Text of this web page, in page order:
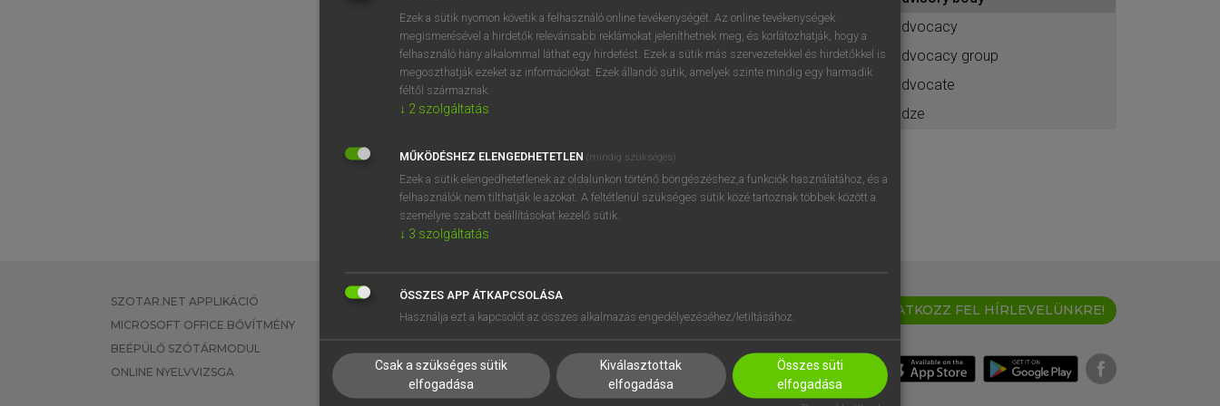
BELÉPÉS
próbaverziójának elindításához
regisztrálok ésbelépek.
REGISZTRÁCIÓ
advocacy
advocacy group
advocate
adze
SZOTAR.NET APPLIKÁCIÓ
MICROSOFT OFFICE BŐVÍTMÉNY
BEÉPÜLŐ SZÓTÁRMODUL
ONLINE NYELVVIZSGA
EGYÉNI FELHASZNÁLÓKNAK
TANULÓKNAK
VÁLLALATI MEGOLDÁSOK
SÚGÓ
RÓLUNK
SÜTI BEÁLLÍTÁSOK
IRATKOZZ FEL HÍRLEVELÜNKRE!
Ezek a sütik nyomon követik a felhasználó online tevékenységét. Az online tevékenységek
megismerésével a hirdetők relevánsabb reklámokat jeleníthetnek meg, és korlátozhatják, hogy a
felhasználó hány alkalommal láthat egy hirdetést. Ezek a sütik más szervezetekkel és hirdetőkkel is
megoszthatják ezeket az információkat. Ezek állandó sütik, amelyek szinte mindig egy harmadik
féltől származnak.
↓ 2 szolgáltatás
MŰKÖDÉSHEZ ELENGEDHETETLEN (mindig szükséges)
Ezek a sütik elengedhetetlenek az oldalunkon történő böngészéshez,a funkciók használatához, és a
felhasználók nem tilthatják le azokat. A feltétlenül szükséges sütik közé tartoznak többek között a
személyre szabott beállításokat kezelő sütik.
↓ 3 szolgáltatás
ÖSSZES APP ÁTKAPCSOLÁSA
Használja ezt a kapcsolót az összes alkalmazás engedélyezéséhez/letiltásához.
Csak a szükséges sütik
elfogadása
Kiválasztottak
elfogadása
Összes süti
elfogadása